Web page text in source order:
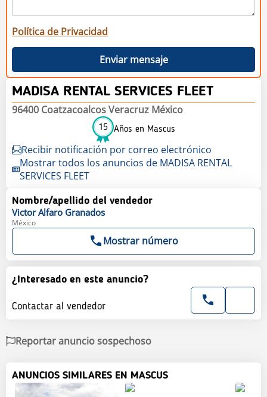
Política de Privacidad
Enviar mensaje
MADISA RENTAL SERVICES FLEET
96400 Coatzacoalcos Veracruz México
15 Años en Mascus
Recibir notificación por correo electrónico
Mostrar todos los anuncios de MADISA RENTAL
SERVICES FLEET
Nombre/apellido del vendedor
Victor Alfaro Granados
México
Mostrar número
¿Interesado en este anuncio?
Contactar al vendedor
Reportar anuncio sospechoso
ANUNCIOS SIMILARES EN MASCUS